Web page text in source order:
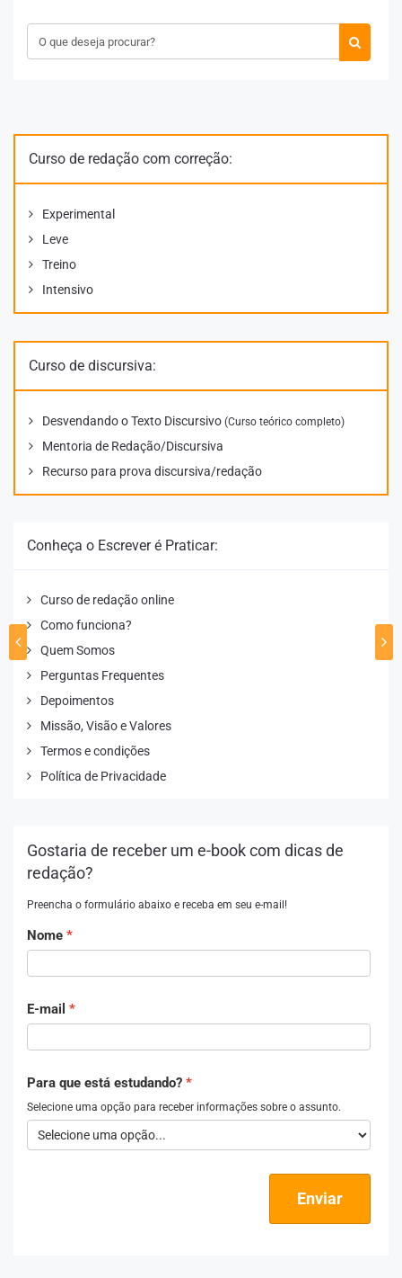
Curso de redação com correção:
Experimental
Leve
Treino
Intensivo
Curso de discursiva:
Desvendando o Texto Discursivo (Curso teórico completo)
Mentoria de Redação/Discursiva
Recurso para prova discursiva/redação
Conheça o Escrever é Praticar:
Curso de redação online
Como funciona?
Quem Somos
Perguntas Frequentes
Depoimentos
Missão, Visão e Valores
Termos e condições
Política de Privacidade
Gostaria de receber um e-book com dicas de
redação?
Preencha o formulário abaixo e receba em seu e-mail!
Nome
E-mail
Para que está estudando?
Selecione uma opção para receber informações sobre o assunto.
Enviar